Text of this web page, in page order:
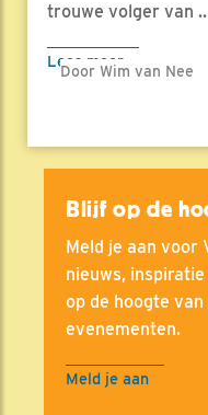
trouwe volger van ..
Lees meer
Door Wim van Nee
Blijf op de
Meld je aan voor
nieuws,
op de hoogte
evenementen.
Meld je aan